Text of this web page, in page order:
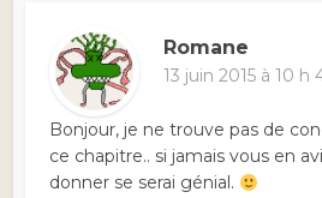
Romane
13 juin 2015 à 10 h
Bonjour, je ne trouve pas de
ce chapitre.. si jamais vous en
donner se serai génial.